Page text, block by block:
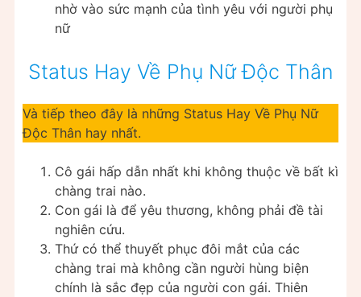
nhờ vào sức mạnh của tình yêu với người phụ
nữ
Status Hay Về Phụ Nữ Độc Thân
Và tiếp theo đây là những Status Hay Về Phụ Nữ
Độc Thân hay nhất.
Cô gái hấp dẫn nhất khi không thuộc về bất kì
chàng trai nào.
Con gái là để yêu thương, không phải đề tài
nghiên cứu.
Thứ có thể thuyết phục đôi mắt của các
chàng trai mà không cần người hùng biện
chính là sắc đẹp của người con gái. Thiên